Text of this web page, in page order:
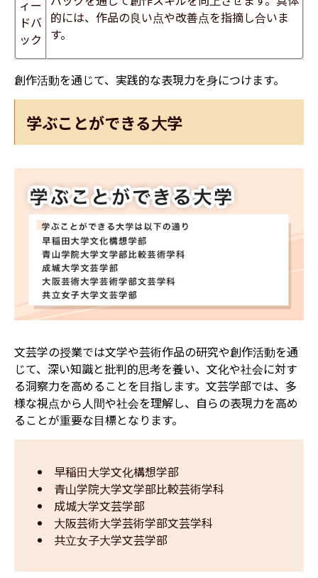
ィー
ドバ
ック
的には、作品の良い点や改善点を指摘し合いま
す。
創作活動を通じて、実践的な表現力を身につけます。
学ぶことができる大学
文芸学の授業では文学や芸術作品の研究や創作活動を通
じて、深い知識と批判的思考を養い、文化や社会に対す
る洞察力を高めることを目指します。文芸学部では、多
様な視点から人間や社会を理解し、自らの表現力を高め
ることが重要な目標となります。
早稲田大学文化構想学部
青山学院大学文学部比較芸術学科
成城大学文芸学部
大阪芸術大学芸術学部文芸学科
共立女子大学文芸学部